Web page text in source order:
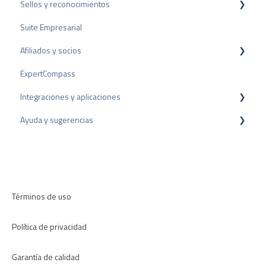
Facturación
Encuestas
Otras fuentes
Compartir Reseñas
Reseñas negativas
Proceso de Arbitraje
Consejos sobre reseñas
Rich Snippet
Sellos y reconocimientos
Sello PRO
Sello de valoración
Premios
Suite Empresarial
Afiliados y socios
Programa de partners
Recomendación
ExpertCompass
Integraciones y aplicaciones
Plugins para CMS
Ayuda y sugerencias
Términos de uso
Política de privacidad
Garantía de calidad